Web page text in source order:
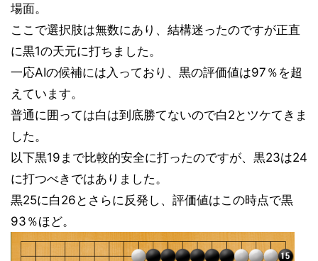
場面。
ここで選択肢は無数にあり、結構迷ったのですが正直
に黒1の天元に打ちました。
一応AIの候補には入っており、黒の評価値は97％を超
えています。
普通に囲っては白は到底勝てないので白2とツケてきま
した。
以下黒19まで比較的安全に打ったのですが、黒23は24
に打つべきではありました。
黒25に白26とさらに反発し、評価値はこの時点で黒
93％ほど。